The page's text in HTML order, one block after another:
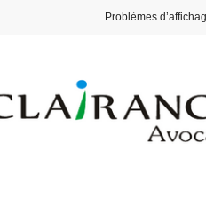
Problèmes